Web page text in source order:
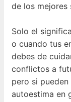
de los mejores
Solo el
o cuando tus
debes de
conflictos a
pero si
autoestima en